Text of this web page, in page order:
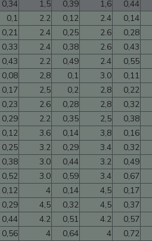
0,34 1,5 0,39 1,6 0,44
0,1 2.2 0,12 2.4
0,14
0,21 2.4 0,25 2.6
0,28
0,33 2.4 0,38 2.6
0,43
0,43 2.2 0,49 2.4 0,55
0,08 2,8 0,1 3.0
0,11
0,17 2,5 0,2 2,8
0,22
0,23 2.6 0,28 2,8
0,32
0,29 2.2 0,35 2,5 0,38
0,12 3.6 0,14 3,8
0,16
0,25 3.2 0,29 3.4
0,32
0,38 3.0 0,44 3.2
0,49
0,52 3.0 0,59 3.4 0,67
0,12 4 0,14 4,5
0,17
0,29 4,5 0,32 4,5
0,37
0,44 4.2 0,51 4.2
0,57
0,56 4 0,64 4 0,72